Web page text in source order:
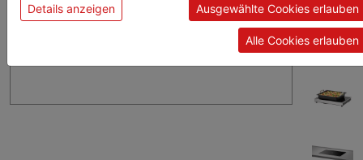
Details anzeigen Ausgewählte Cookies erlauben
Alle Cookies erlauben